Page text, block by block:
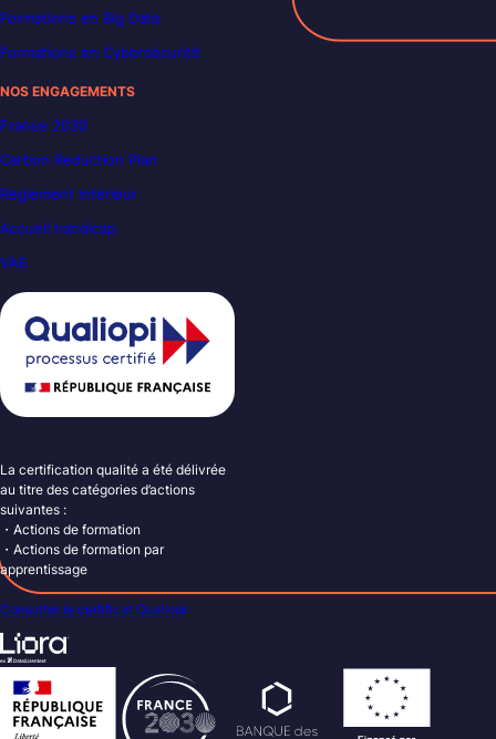
Formations en Big Data
Formations en Cybersécurité
NOS ENGAGEMENTS
France 2030
Carbon Reduction Plan
Règlement intérieur
Accueil handicap
VAE
La certification qualité a été délivrée
au titre des catégories d’actions
suivantes :
・Actions de formation
・Actions de formation par
apprentissage
Consulter le certificat Qualiopi